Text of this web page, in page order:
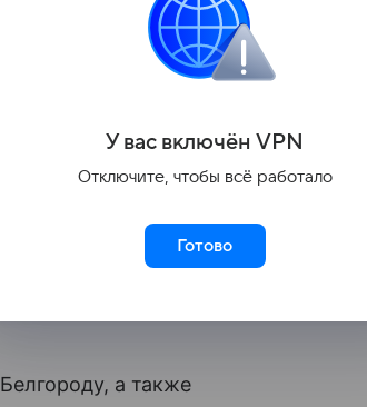
погиб, 24 человека пострадали,
в больнице скончался мужчина,
в Белгородском округе
а также
У вас включён VPN
Отключите, чтобы всё работало
Готово